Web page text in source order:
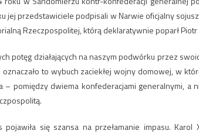
jej przedstawiciele podpisali w Narwie oficjalny
Rzeczpospolitej, którą deklaratywnie poparł Piotr
potęg działających na naszym podwórku przez
to wybuch zaciekłej wojny domowej, w
– pomiędzy dwiema konfederacjami generalnymi, a
się szansa na przełamanie impasu. Karol